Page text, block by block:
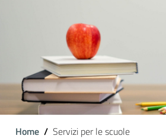
Home Servizi per le scuole